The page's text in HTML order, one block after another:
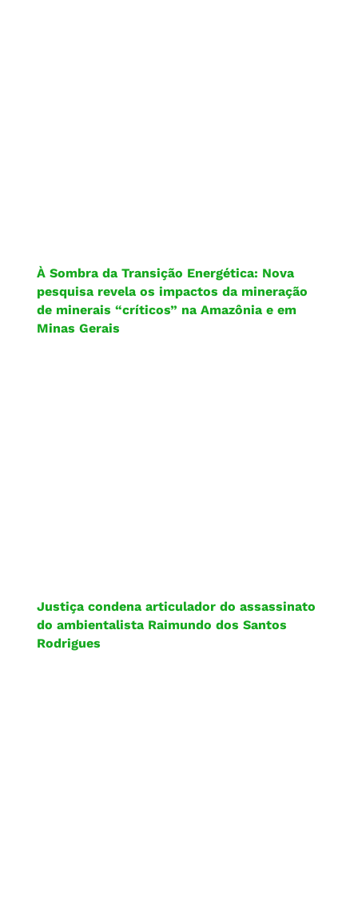
À Sombra da Transição Energética: Nova
pesquisa revela os impactos da mineração
de minerais “críticos” na Amazônia e em
Minas Gerais
Justiça condena articulador do assassinato
do ambientalista Raimundo dos Santos
Rodrigues